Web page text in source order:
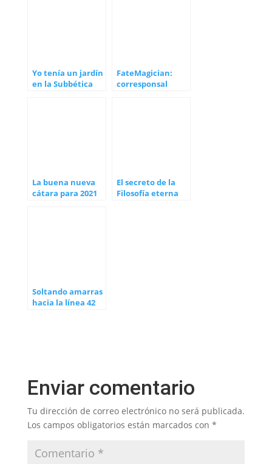
Yo tenía un jardín
en la Subbética
FateMagician:
corresponsal
La buena nueva
cátara para 2021
El secreto de la
Filosofía eterna
Soltando amarras
hacia la línea 42
Enviar comentario
Tu dirección de correo electrónico no será publicada.
Los campos obligatorios están marcados con *